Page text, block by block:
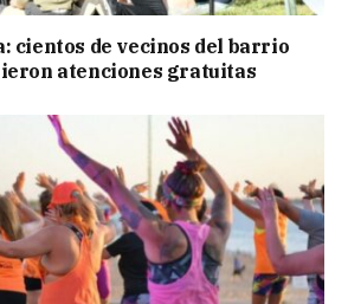
cientos de vecinos del barrio
atenciones gratuitas